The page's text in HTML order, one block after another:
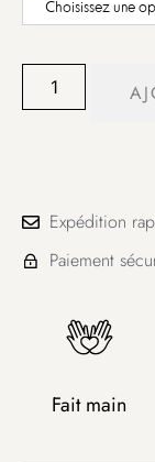
Expédition
Paiement
Fait main